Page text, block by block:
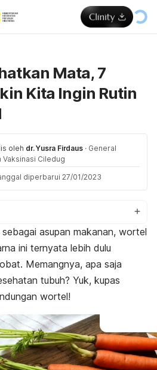
Mata, 7
Kita Ingin Rutin
oleh dr. Yusra Firdaus · General
Vaksinasi Ciledug
diperbarui 27/01/2023
asupan makanan, wortel
ini ternyata lebih dulu
Memangnya, apa saja
tubuh? Yuk, kupas
wortel!